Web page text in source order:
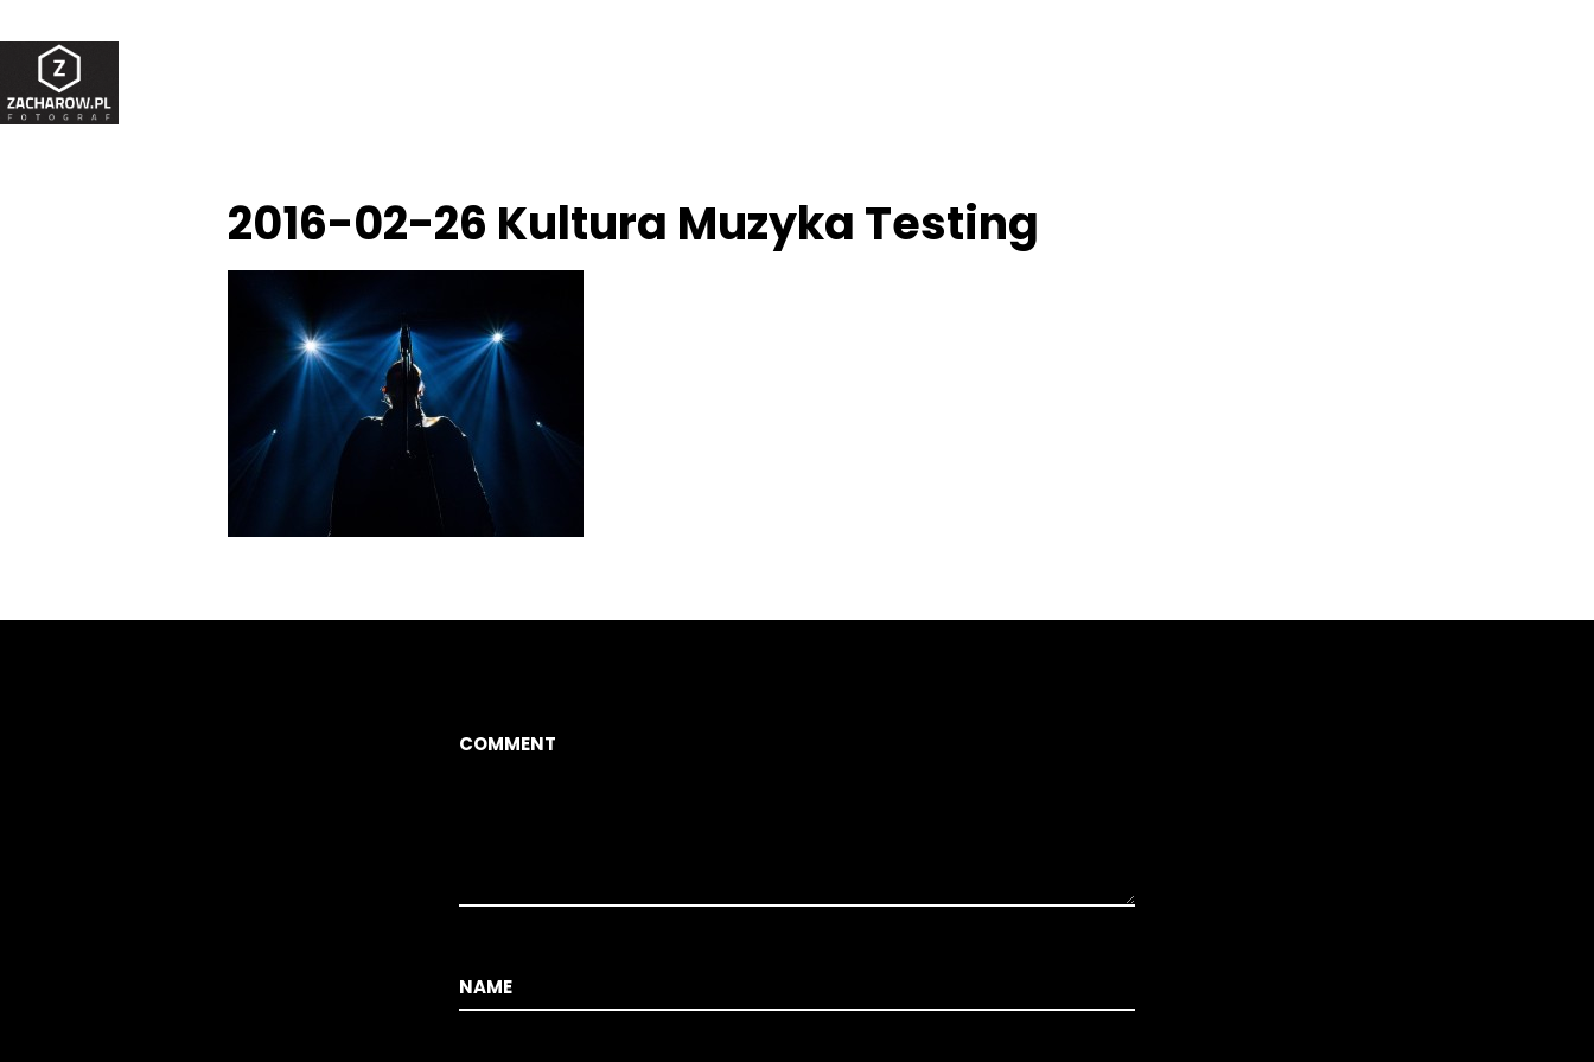
2016-02-26 Kultura Muzyka Testing